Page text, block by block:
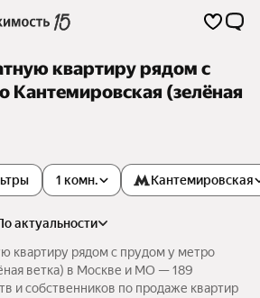
квартиру рядом с
Кантемировская (зелёная
1 комн. Кантемировская
по актуальности
квартиру рядом с прудом у метро
ветка) в Москве и МО — 189
и собственников по продаже квартир